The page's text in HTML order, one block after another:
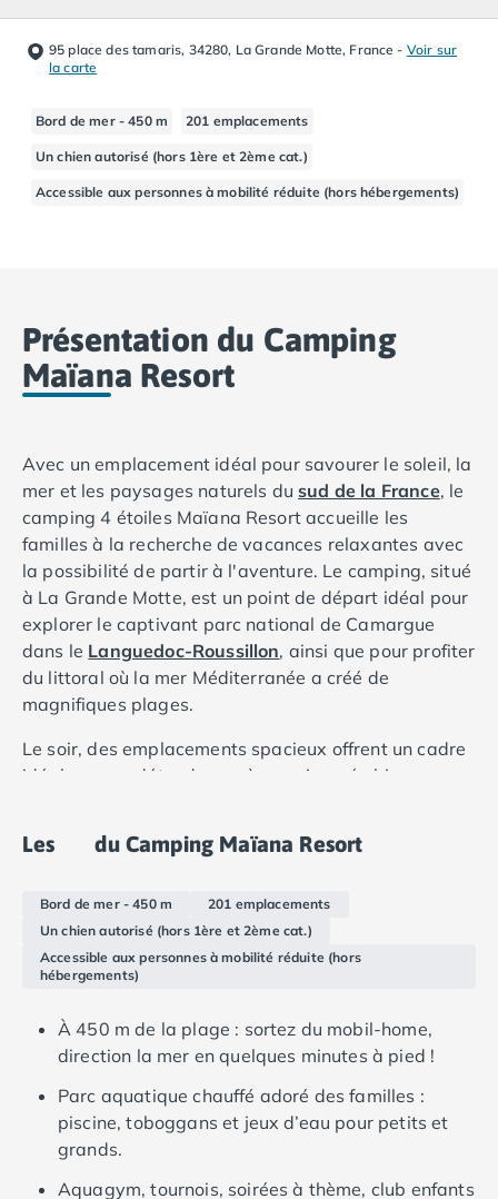
Camping Seignosse
Camping Vieux Boucau les Bains
Camping Pyrénées Atlantiques
Camping Biarritz
Camping Bidart
Camping Saint Jean de Luz
Camping Honfleur
Camping Houlgate
Camping Ouistreham
Camping Bretagne
Camping Côtes d'Armor
Camping Erquy
Camping Saint-Cast-le-Guildo
Camping Finistère
Camping Benodet
Camping Brest
Camping Carantec
Camping Concarneau
Camping Douarnenez
Camping Plouescat
Camping Ille-et-Vilaine
Camping Dinard
Camping Saint-Malo
Camping Morbihan
Camping Auray
Camping La Trinité sur Mer
Camping Locmariaquer
Camping Quiberon
Camping Sarzeau
Camping Vannes
Camping Champagne-Ardenne
95 place des tamaris, 34280, La Grande Motte, France - Voir sur
la carte
Bord de mer - 450 m 201 emplacements
Un chien autorisé (hors 1ère et 2ème cat.)
Accessible aux personnes à mobilité réduite (hors hébergements)
Présentation du Camping
Maïana Resort
Avec un emplacement idéal pour savourer le soleil, la
mer et les paysages naturels dusud de la France, le
camping 4 étoiles Maïana Resort accueille les
familles à la recherche de vacances relaxantes avec
la possibilité de partir à l'aventure. Le camping, situé
à La Grande Motte, est un point de départ idéal pour
explorer le captivant parc national de Camargue
dans le Languedoc-Roussillon, ainsi que pour profiter
du littoral où la mer Méditerranée a créé de
magnifiques plages.
Le soir, des emplacements spacieux offrent un cadre
idéal pour se détendre après une journée bien
d'hébergement du site sont à l'honneur.
Les du Camping Maïana Resort
Bord de mer - 450 m
201 emplacements
Un chien autorisé (hors 1ère et 2ème cat.)
Accessible aux personnes à mobilité réduite (hors
hébergements)
À 450 m de la plage : sortez du mobil-home,
direction la mer en quelques minutes à pied !
Parc aquatique chauffé adoré des familles :
piscine, toboggans et jeux d’eau pour petits et
grands.
Aquagym, tournois, soirées à thème, club enfants